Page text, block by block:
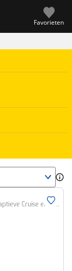
Favorieten
Musso Ev Bronze 80.6 kWh 2WD WP Trekhaak, Adaptieve Cruise en Climate Control, Navigatie, Carplay/Android Auto